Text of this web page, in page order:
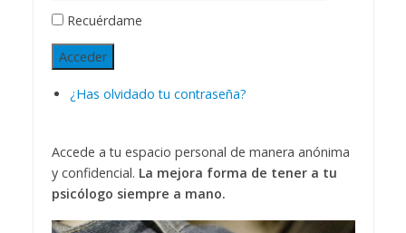
Recuérdame
Acceder
¿Has olvidado tu contraseña?
Accede a tu espacio personal de manera anónima
y confidencial. La mejora forma de tener a tu
psicólogo siempre a mano.